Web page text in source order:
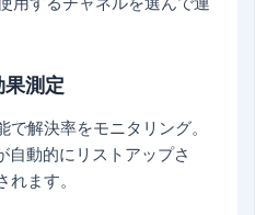
測定
解決率をモニタリング。
自動的にリストアップさ
ます。